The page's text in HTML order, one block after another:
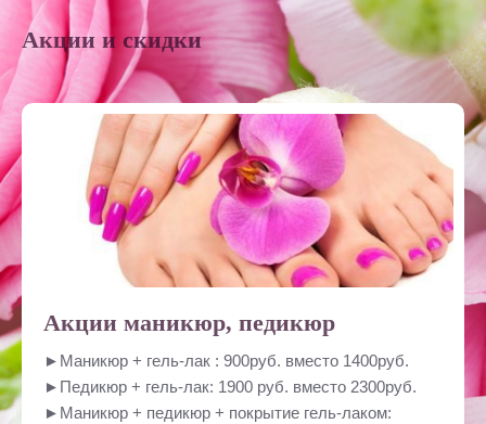
Акции и скидки
Акции маникюр, педикюр
►Маникюр + гель-лак : 900руб. вместо 1400руб.
►Педикюр + гель-лак: 1900 руб. вместо 2300руб.
►Маникюр + педикюр + покрытие гель-лаком: